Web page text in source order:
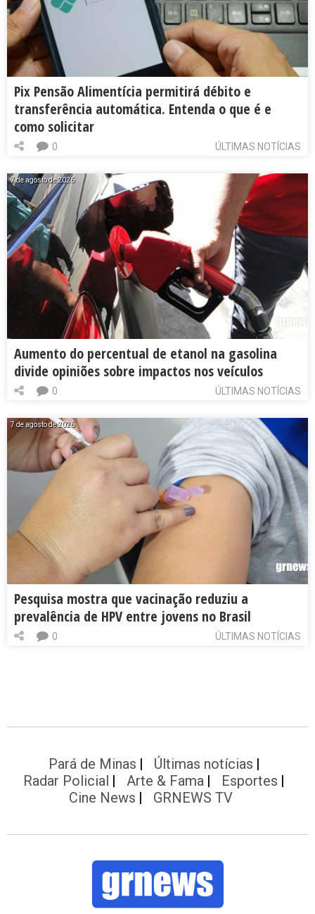
Pix Pensão Alimentícia permitirá débito e
transferência automática. Entenda o que é e
como solicitar
ÚLTIMAS NOTÍCIAS
0
7 de agosto de 2026
Aumento do percentual de etanol na gasolina
divide opiniões sobre impactos nos veículos
ÚLTIMAS NOTÍCIAS
0
7 de agosto de 2026
Pesquisa mostra que vacinação reduziu a
prevalência de HPV entre jovens no Brasil
ÚLTIMAS NOTÍCIAS
0
Pará de Minas
Últimas notícias
Radar Policial
Arte & Fama
Esportes
Cine News
GRNEWS TV